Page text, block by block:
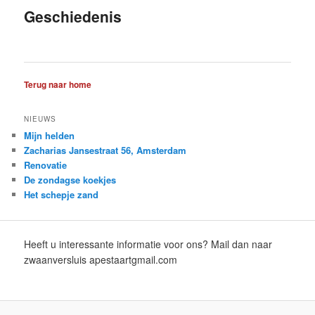
Geschiedenis
Terug naar home
NIEUWS
Mijn helden
Zacharias Jansestraat 56, Amsterdam
Renovatie
De zondagse koekjes
Het schepje zand
Heeft u interessante informatie voor ons? Mail dan naar
zwaanversluis apestaartgmail.com